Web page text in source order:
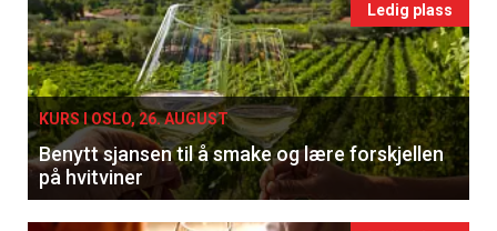
Ledig plass
KURS I OSLO, 26. AUGUST
Benytt sjansen til å smake og lære forskjellen
på hvitviner